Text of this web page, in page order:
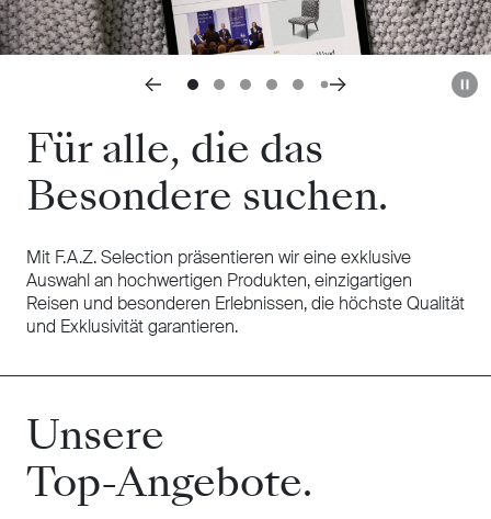
Für alle, die das
Besondere suchen.
Mit F.A.Z. Selection präsentieren wir eine exklusive
Auswahl an hochwertigen Produkten, einzigartigen
Reisen und besonderen Erlebnissen, die höchste Qualität
und Exklusivität garantieren.
Unsere
Top-Angebote.